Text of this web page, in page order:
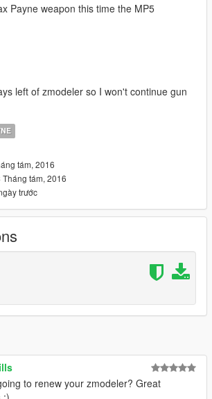
Payne weapon this time the MP5
left of zmodeler so I won't continue gun
tám, 2016
Tháng tám, 2016
trước
to renew your zmodeler? Great